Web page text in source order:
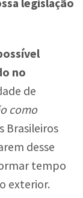
legislação
no
de
como
Brasileiros
desse
tempo
exterior.